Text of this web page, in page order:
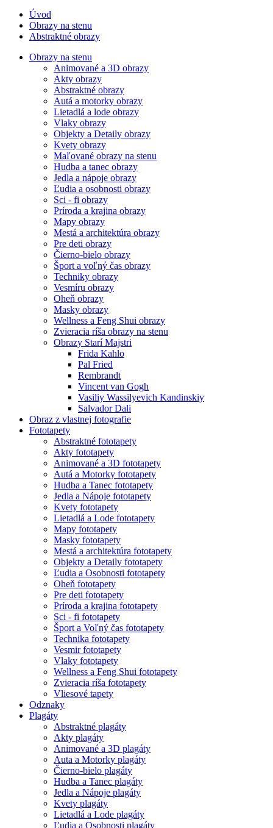
Úvod
Obrazy na stenu
Abstraktné obrazy
Obrazy na stenu
Animované a 3D obrazy
Akty obrazy
Abstraktné obrazy
Autá a motorky obrazy
Lietadlá a lode obrazy
Vlaky obrazy
Objekty a Detaily obrazy
Kvety obrazy
Maľované obrazy na stenu
Hudba a tanec obrazy
Jedla a nápoje obrazy
Ľudia a osobnosti obrazy
Sci - fi obrazy
Príroda a krajina obrazy
Mapy obrazy
Mestá a architektúra obrazy
Pre deti obrazy
Čierno-bielo obrazy
Šport a voľný čas obrazy
Techniky obrazy
Vesmíru obrazy
Oheň obrazy
Masky obrazy
Wellness a Feng Shui obrazy
Zvieracia ríša obrazy na stenu
Obrazy Starí Majstri
Frida Kahlo
Pal Fried
Rembrandt
Vincent van Gogh
Vasiliy Wassilyevich Kandinskiy
Salvador Dali
Obraz z vlastnej fotografie
Fototapety
Abstraktné fototapety
Akty fototapety
Animované a 3D fototapety
Autá a Motorky fototapety
Hudba a Tanec fototapety
Jedla a Nápoje fototapety
Kvety fototapety
Lietadlá a Lode fototapety
Mapy fototapety
Masky fototapety
Mestá a architektúra fototapety
Objekty a Detaily fototapety
Ľudia a Osobnosti fototapety
Oheň fototapety
Pre deti fototapety
Príroda a krajina fototapety
Sci - fi fototapety
Šport a Voľný čas fototapety
Technika fototapety
Vesmir fototapety
Vlaky fototapety
Wellness a Feng Shui fototapety
Zvieracia ríša fototapety
Vliesové tapety
Odznaky
Plagáty
Abstraktné plagáty
Akty plagáty
Animované a 3D plagáty
Auta a Motorky plagáty
Čierno-bielo plagáty
Hudba a Tanec plagáty
Jedla a Nápoje plagáty
Kvety plagáty
Lietadlá a Lode plagáty
Ľudia a Osobnosti plagáty